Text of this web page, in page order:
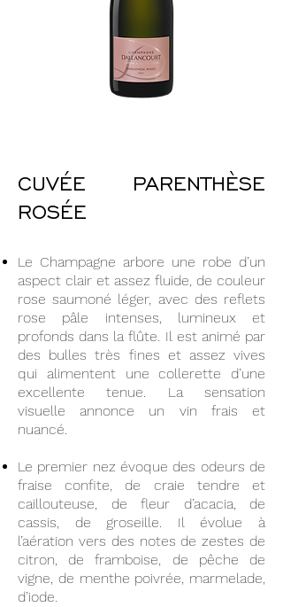
CUVÉE PARENTHÈSE
ROSÉE
Le Champagne arbore une robe d’un
aspect clair et assez fluide, de couleur
rose saumoné léger, avec des reflets
rose pâle intenses, lumineux et
profonds dans la flûte. Il est animé par
des bulles très fines et assez vives
qui alimentent une collerette d’une
excellente tenue. La sensation
visuelle annonce un vin frais et
nuancé.
Le premier nez évoque des odeurs de
fraise confite, de craie tendre et
caillouteuse, de fleur d’acacia, de
cassis, de groseille. Il évolue à
l’aération vers des notes de zestes de
citron, de framboise, de pêche de
vigne, de menthe poivrée, marmelade,
d’iode.